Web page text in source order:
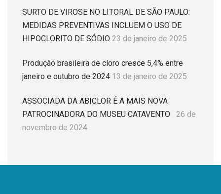
SURTO DE VIROSE NO LITORAL DE SÃO PAULO:
MEDIDAS PREVENTIVAS INCLUEM O USO DE
HIPOCLORITO DE SÓDIO 23 de janeiro de 2025
Produção brasileira de cloro cresce 5,4% entre
janeiro e outubro de 2024 13 de janeiro de 2025
ASSOCIADA DA ABICLOR É A MAIS NOVA
PATROCINADORA DO MUSEU CATAVENTO
26 de
novembro de 2024